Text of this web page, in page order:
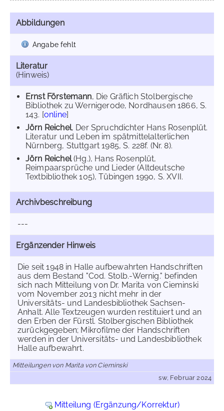
Abbildungen
Angabe fehlt
Literatur
(Hinweis)
Ernst Förstemann, Die Gräflich Stolbergische
Bibliothek zu Wernigerode, Nordhausen 1866, S.
143. [online]
Jörn Reichel, Der Spruchdichter Hans Rosenplüt.
Literatur und Leben im spätmittelalterlichen
Nürnberg, Stuttgart 1985, S. 228f. (Nr. 8).
Jörn Reichel(Hg.), Hans Rosenplüt,
Reimpaarsprüche und Lieder (Altdeutsche
Textbibliothek 105), Tübingen 1990, S. XVII.
Archivbeschreibung
---
Ergänzender Hinweis
Die seit 1948 in Halle aufbewahrten Handschriften
aus dem Bestand "Cod. Stolb.-Wernig." befinden
sich nach Mitteilung von Dr. Marita von Cieminski
vom November 2013 nicht mehr in der
Universitäts- und Landesbibliothek Sachsen-
Anhalt. Alle Textzeugen wurden restituiert und an
den Erben der Fürstl. Stolbergischen Bibliothek
zurückgegeben; Mikrofilme der Handschriften
werden in der Universitäts- und Landesbibliothek
Halle aufbewahrt.
Mitteilungen von Marita von Cieminski
sw, Februar 2024
Mitteilung (Ergänzung/Korrektur)